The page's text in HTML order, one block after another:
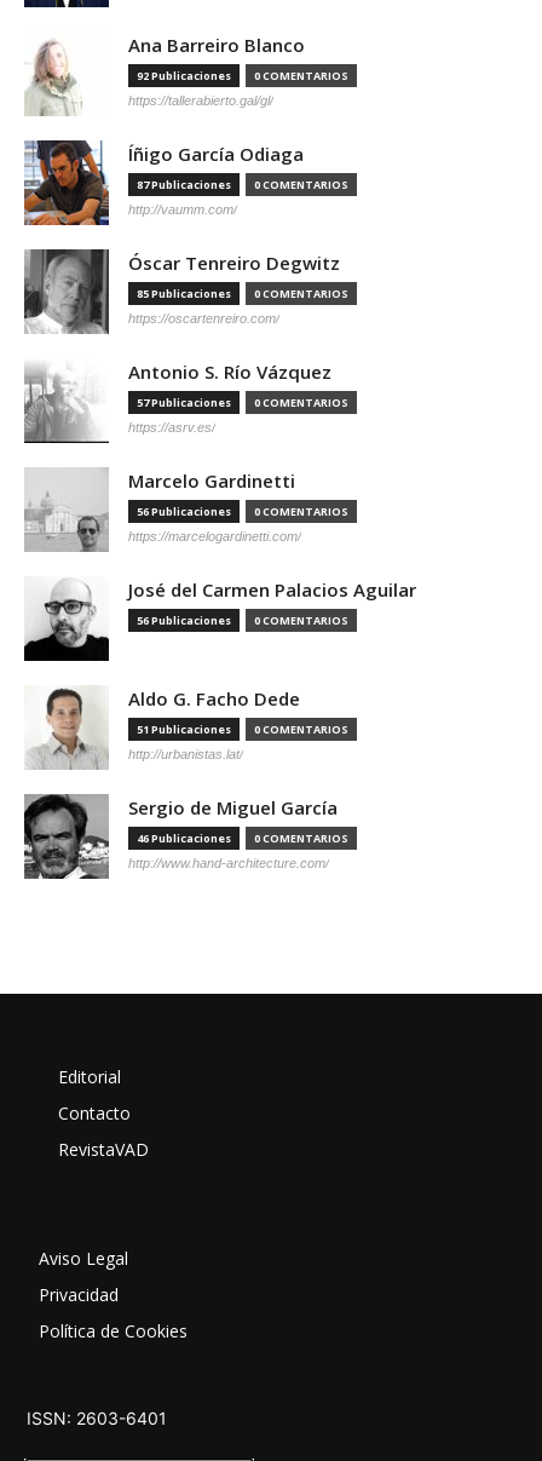
Ana Barreiro Blanco
92 Publicaciones 0 COMENTARIOS
https://tallerabierto.gal/gl/
Íñigo García Odiaga
87 Publicaciones 0 COMENTARIOS
http://vaumm.com/
Óscar Tenreiro Degwitz
85 Publicaciones 0 COMENTARIOS
https://oscartenreiro.com/
Antonio S. Río Vázquez
57 Publicaciones 0 COMENTARIOS
https://asrv.es/
Marcelo Gardinetti
56 Publicaciones 0 COMENTARIOS
https://marcelogardinetti.com/
José del Carmen Palacios Aguilar
56 Publicaciones 0 COMENTARIOS
Aldo G. Facho Dede
51 Publicaciones 0 COMENTARIOS
http://urbanistas.lat/
Sergio de Miguel García
46 Publicaciones 0 COMENTARIOS
http://www.hand-architecture.com/
Editorial
Contacto
RevistaVAD
Aviso Legal
Privacidad
Política de Cookies
ISSN: 2603-6401